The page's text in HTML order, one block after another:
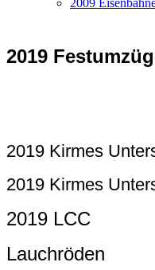
2009
2019
2019 Kirmes
2019 Kirmes
2019 LCC
Lauchröden